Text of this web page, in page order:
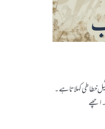
ڈیجیٹل ݣݣݣخطاݣݣݣݣطی ݣݣݣݣݣݣکہلاتا ہے۔